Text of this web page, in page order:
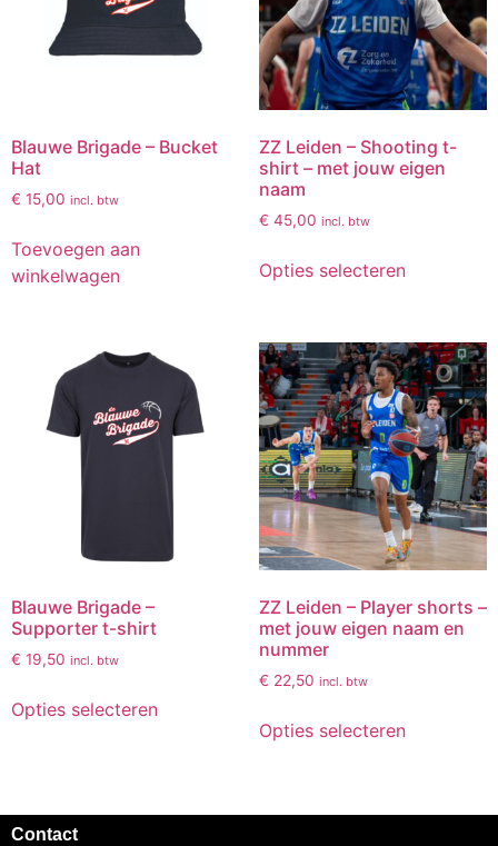
Blauwe Brigade – Bucket
Hat
€ 15,00 incl. btw
Toevoegen aan
winkelwagen
ZZ Leiden – Shooting t-
shirt – met jouw eigen
naam
€ 45,00 incl. btw
Opties selecteren
Blauwe Brigade –
Supporter t-shirt
€ 19,50 incl. btw
Opties selecteren
ZZ Leiden – Player shorts –
met jouw eigen naam en
nummer
€ 22,50 incl. btw
Opties selecteren
Contact